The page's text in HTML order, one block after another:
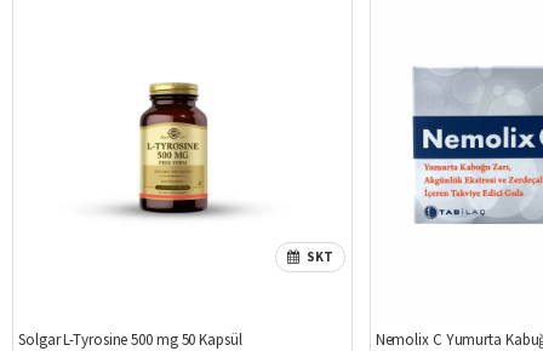
SKT
Solgar L-Tyrosine 500 mg 50 Kapsül Nemolix C Yumurta